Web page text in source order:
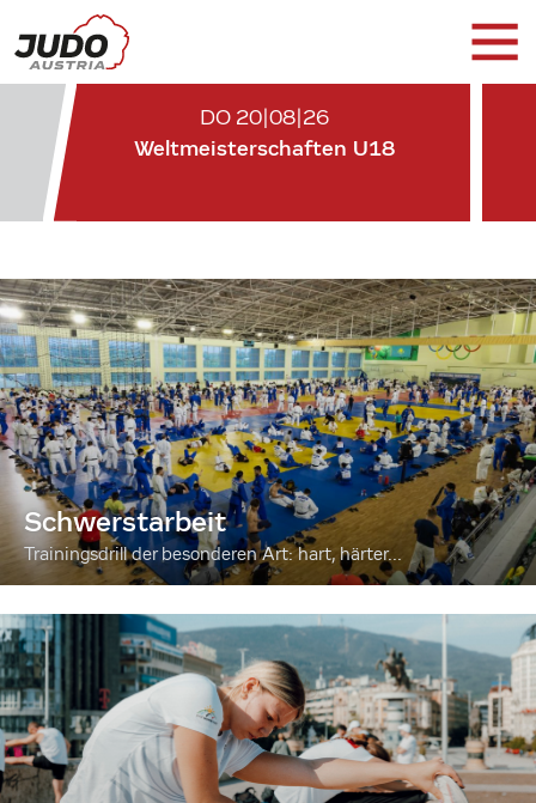
DO 20|08|26
Weltmeisterschaften U18
Schwerstarbeit
Trainingsdrill der besonderen Art: hart, härter...